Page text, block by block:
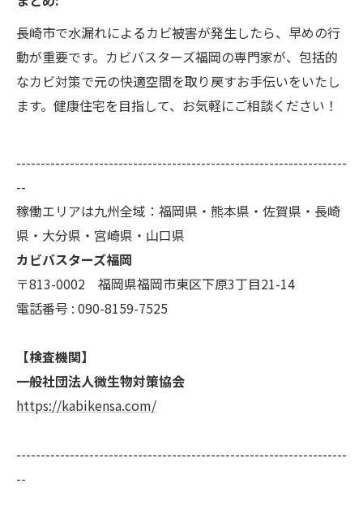
長崎市で水漏れによるカビ被害が発生したら、早めの行
動が重要です。カビバスターズ福岡の専門家が、包括的
なカビ対策で元の快適空間を取り戻すお手伝いをいたし
ます。健康住宅を目指して、お気軽にご相談ください！
--------------------------------------------------------------------
--
稼働エリアは九州全域：福岡県・熊本県・佐賀県・長崎
県・大分県・宮崎県・山口県
カビバスターズ福岡
〒813-0002 福岡県福岡市東区下原3丁目21-14
電話番号 : 090-8159-7525
【検査機関】
一般社団法人微生物対策協会
https://kabikensa.com/
--------------------------------------------------------------------
--